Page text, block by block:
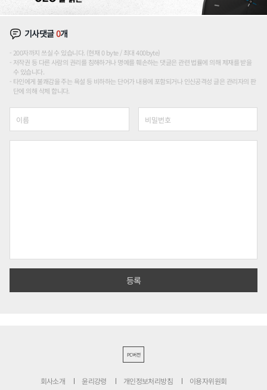
기사댓글0개
200자까지 쓰실 수 있습니다. (현재 0 byte / 최대 400byte)
저작권 등 다른 사람의 권리를 침해하거나 명예를 훼손하는 댓글은 관련 법률에 의해 제재를 받을
수 있습니다.
타인에게 불쾌감을 주는 욕설 등 비하하는 단어가 내용에 포함되거나 인신공격성 글은 관리자의 판
단에 의해 삭제 합니다.
PC버전
회사소개 윤리강령 개인정보처리방침 이용자위원회